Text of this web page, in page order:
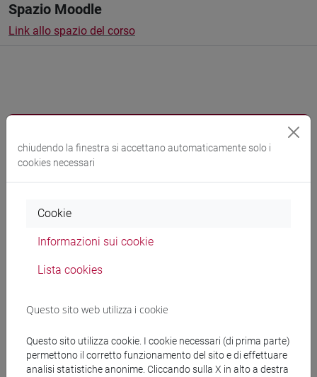
Spazio Moodle
Link allo spazio del corso
Programma
Docenti
Materiali didattici
Materiali su Moodle
chiudendo la finestra si accettano automaticamente solo i
cookies necessari
Cookie
Informazioni sui cookie
Lista cookies
Questo sito web utilizza i cookie
Questo sito utilizza cookie. I cookie necessari (di prima parte)
permettono il corretto funzionamento del sito e di effettuare
analisi statistiche anonime. Cliccando sulla X in alto a destra